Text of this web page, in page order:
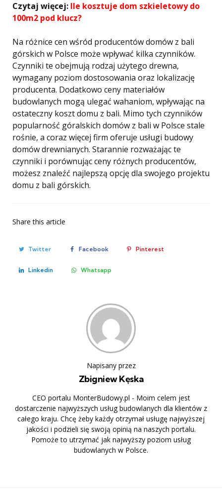
Czytaj więcej: Ile kosztuje dom szkieletowy do
100m2 pod klucz?
Na różnice cen wśród producentów domów z bali
górskich w Polsce może wpływać kilka czynników.
Czynniki te obejmują rodzaj użytego drewna,
wymagany poziom dostosowania oraz lokalizację
producenta. Dodatkowo ceny materiałów
budowlanych mogą ulegać wahaniom, wpływając na
ostateczny koszt domu z bali. Mimo tych czynników
popularność góralskich domów z bali w Polsce stale
rośnie, a coraz więcej firm oferuje usługi budowy
domów drewnianych. Starannie rozważając te
czynniki i porównując ceny różnych producentów,
możesz znaleźć najlepszą opcję dla swojego projektu
domu z bali górskich.
Share this article
Twitter Facebook Pinterest
Linkedin Whatsapp
Napisany przez
Zbigniew Kęska
CEO portalu MonterBudowy.pl - Moim celem jest
dostarczenie najwyższych usług budowlanych dla klientów z
całego kraju. Chcę żeby każdy otrzymał usługę najwyższej
jakości i podzieli się swoją opinią na naszych portalu.
Pomoże to utrzymać jak najwyższy poziom usług
budowlanych w Polsce.